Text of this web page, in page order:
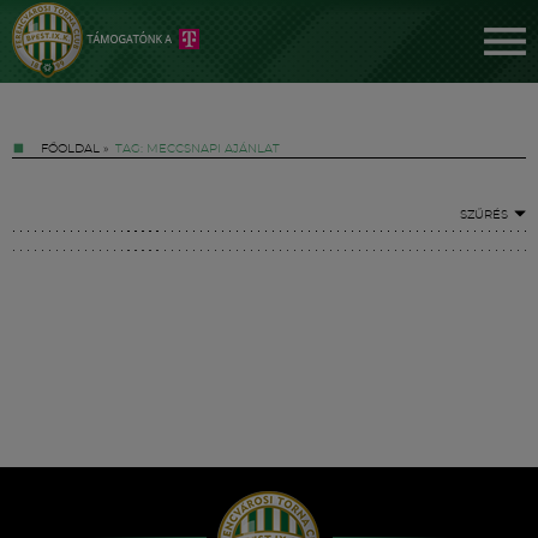
FŐOLDAL » TAG: MECCSNAPI AJÁNLAT
SZŰRÉS
Hírek